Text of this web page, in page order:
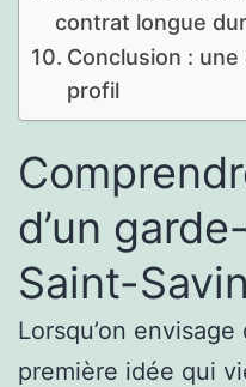
contrat longue
Conclusion :
profil
d’un
Saint-Savin
Lorsqu’on
première idée qui